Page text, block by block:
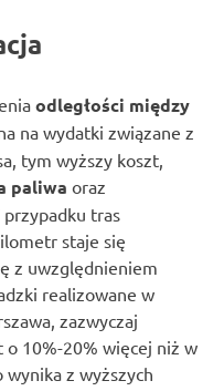
odległości między
na wydatki związane z
tym wyższy koszt,
paliwa oraz
przypadku tras
staje się
z uwzględnieniem
realizowane w
zazwyczaj
10%-20% więcej niż w
wynika z wyższych